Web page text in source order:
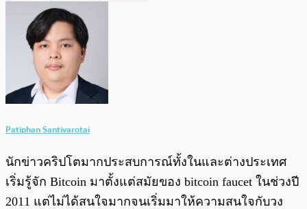
Patiphan Santivarotai
นักข่าวคริปโตมากประสบการณ์ทั้งในและต่างประเทศ
เริ่มรู้จัก Bitcoin มาตั้งแต่สมัยของ bitcoin faucet ในช่วงปี
2011 แต่ไม่ได้สนใจมากจนเริ่มมาให้ความสนใจกับวง